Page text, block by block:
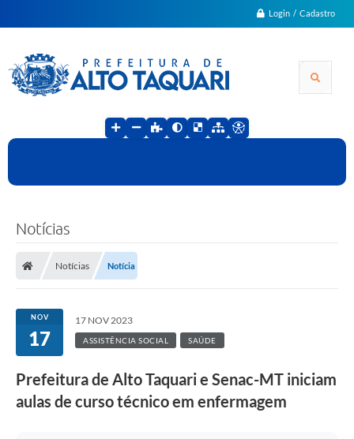
Login / Cadastro
Notícias
Notícias Notícia
NOV
17
17 NOV 2023
ASSISTÊNCIA SOCIAL SAÚDE
Prefeitura de Alto Taquari e Senac-MT iniciam
aulas de curso técnico em enfermagem